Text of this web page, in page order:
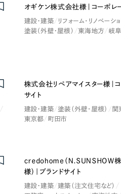
オギケン株式会社様｜コーポレ
建設・建築
リフォーム・リノベーシ
塗装（外壁・屋根）
東海地方 岐
株式会社リペアマイスター様｜
サイト
建設・建築 塗装（外壁・屋根）
関
東京都
町田市
credohome（N.SUNSHOW
様）｜ブランドサイト
建設・建築
建築（注文住宅など）